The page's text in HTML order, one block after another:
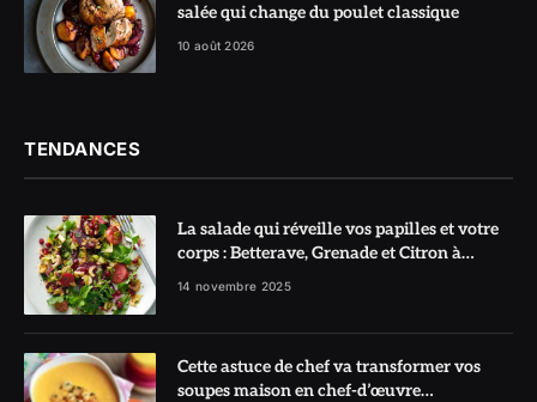
salée qui change du poulet classique
10 août 2026
TENDANCES
La salade qui réveille vos papilles et votre
corps : Betterave, Grenade et Citron à
l’honneur
14 novembre 2025
Cette astuce de chef va transformer vos
soupes maison en chef-d’œuvre